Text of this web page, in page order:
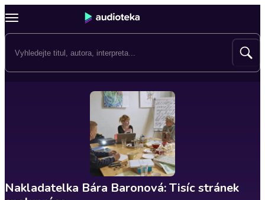
Nakladatelka Bára Baronová: Tisíc stránek